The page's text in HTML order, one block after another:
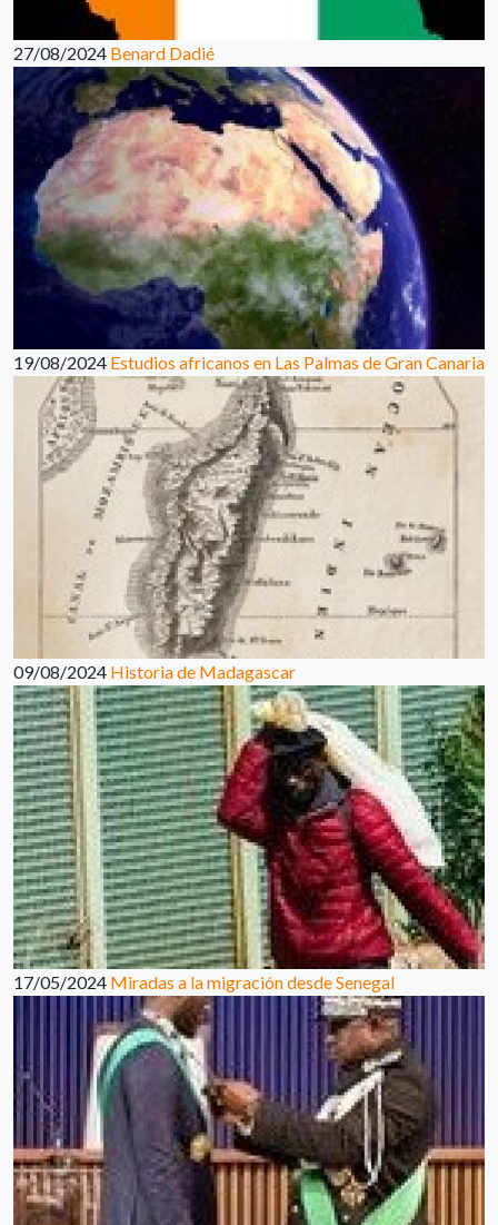
27/08/2024 Benard Dadié
19/08/2024 Estudios africanos en Las Palmas de Gran Canaria
09/08/2024 Historia de Madagascar
17/05/2024 Miradas a la migración desde Senegal